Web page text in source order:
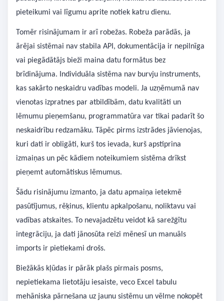
pieteikumi vai līgumu aprite notiek katru dienu.
Tomēr risinājumam ir arī robežas. Robeža parādās, ja
ārējai sistēmai nav stabila API, dokumentācija ir nepilnīga
vai piegādātājs bieži maina datu formātus bez
brīdinājuma. Individuāla sistēma nav burvju instruments,
kas sakārto neskaidru vadības modeli. Ja uzņēmumā nav
vienotas izpratnes par atbildībām, datu kvalitāti un
lēmumu pieņemšanu, programmatūra var tikai padarīt šo
neskaidrību redzamāku. Tāpēc pirms izstrādes jāvienojas,
kuri dati ir obligāti, kurš tos ievada, kurš apstiprina
izmaiņas un pēc kādiem noteikumiem sistēma drīkst
pieņemt automātiskus lēmumus.
Šādu risinājumu izmanto, ja datu apmaiņa ietekmē
pasūtījumus, rēķinus, klientu apkalpošanu, noliktavu vai
vadības atskaites. To nevajadzētu veidot kā sarežģītu
integrāciju, ja dati jānosūta reizi mēnesī un manuāls
imports ir pietiekami drošs.
Biežākās kļūdas ir pārāk plašs pirmais posms,
nepietiekama lietotāju iesaiste, veco Excel tabulu
mehāniska pārnešana uz jaunu sistēmu un vēlme nokopēt